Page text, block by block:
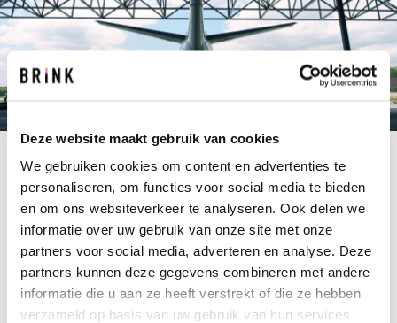
Deze website maakt gebruik van cookies
We gebruiken cookies om content en advertenties te
personaliseren, om functies voor social media te bieden
en om ons websiteverkeer te analyseren. Ook delen we
informatie over uw gebruik van onze site met onze
partners voor social media, adverteren en analyse. Deze
partners kunnen deze gegevens combineren met andere
informatie die u aan ze heeft verstrekt of die ze hebben
verzameld op basis van uw gebruik van hun services.
Het Rijksvastgoedbedrijf stelt meerdere
routekaarten op voor haar vastgoed. Eén daarvan
richt zich op de verduurzaming van het Defensie-
vastgoed. Verspreid over meer dan 50 kazernes in
binnen- en buitenland biedt de
Defensieportefeuille vele uitdagingen én kansen.
Een belangrijke uitdaging is zoveel mogelijk aan